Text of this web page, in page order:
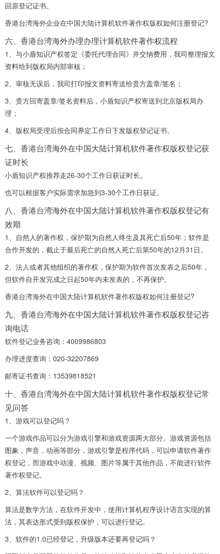
回原登记证书。
香港台湾海外企业在中国大陆计算机软件著作权版权如何注册登记?
六、香港台湾海外办理办理计算机软件著作权流程
1、与小盾知识产权签定《委托代理合同》并交纳费用，我司整理报文
资料给到版权局内部审核；
2、审核无误后，我司打印报文资料寄送给贵方盖章/签名；
3、贵方回寄盖章/签名资料后，小盾知识产权寄送到北京版权局办
理；
4、版权局受理后按合同界定工作日下发版权登记证书。
七、香港台湾海外在中国大陆计算机软件著作权版权登记获
证时长
小盾知识产权推荐走26-30个工作日获证时长。
也可以根据客户实际需求加急到3-30个工作日获证。
八、香港台湾海外在中国大陆计算机软件著作权版权登记有
效期
1、自然人的著作权，保护期为自然人终生及其死亡后50年；软件是
合作开发的，截止于最后死亡的自然人死亡后第50年的12月31日。
2、法人或者其他组织的著作权，保护期为软件首次发表之后50年，
但软件自开发完成之日起50年内未发表的，不再保护。
香港台湾海外在中国大陆计算机软件著作权版权如何注册登记?
九、香港台湾海外在中国大陆计算机软件著作权版权登记咨
询电话
软件登记业务咨询：4009986803
办理进度查询：020-32207869
邮寄证书查询：13539818521
十、香港台湾海外在中国大陆计算机软件著作权版权登记常
见问答
1、游戏可以登记吗？
一个游戏作品可以分为游戏引擎和游戏资源两大部分。游戏资源包括
图象，声音，动画等部分，游戏引擎是程序代码，可以申请软件著作
权登记，而游戏中动漫、视频、图片等属于其他作品，不能进行软件
著作权登记。
2、算法软件可以登记吗？
算法是数学方法，在软件开发中，使用计算机程序设计语言实现的算
法，其表达形式受到版权保护，可以进行登记。
3、软件的1.0已经登记，升级版本还要再登记吗？